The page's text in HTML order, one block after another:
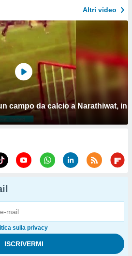
Altri video
campo da calcio a Narathiwat, in
sulla privacy